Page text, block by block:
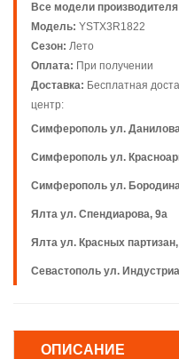
Все модели
Модель: YSTX3R1822
Сезон: Лето
Оплата: При получении
Доставка: Бесплатная
центр:
Симферополь ул.
Симферополь ул.
Симферополь ул.
Ялта ул. Спендиарова, 9а
Ялта ул. Красных
Севастополь ул.
ОПИСАНИЕ